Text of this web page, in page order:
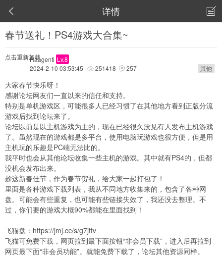
 详情 
春节送礼！PS4游戏大合集~
点击重新加载Haagenti Lv.8
2024-2-10 03:53:45
 251418  257 其他
大家春节快乐呀！
感谢论坛网友们一直以来的信任和支持。
特别是单机游戏区，可能很多人已经习惯了在其他地方看到正版分流
游戏后找到论坛来了。
论坛以前是以主机游戏为主的，现在已经很久没见有人发布主机游戏
了。虽然现在的游戏都是多平台，使用电脑玩游戏也很方便，但是用
主机玩的乐趣是PC端无法比的。
我平时也会从其他论坛收集一些主机的游戏。其中就有PS4的，但都
没机会发布出来。
趁这新春佳节，作为春节贺礼，给大家一起打包了！
里面是各种游戏下载列表，我从不同地方收集来的，包含了各种网
盘。可能会有些重复，也可能有些链接失效了，我还没去整理。不
过，你们要的游戏大概90%都能在里面找到！
飞猫盘： https://jmj.cc/s/g7jttv
飞猫可免费下载，网页拉到最下面按钮“非会员下载”，进入后再拉到
网页最下面“非会员功能”。就能免费下载了，论坛其他资源同样。